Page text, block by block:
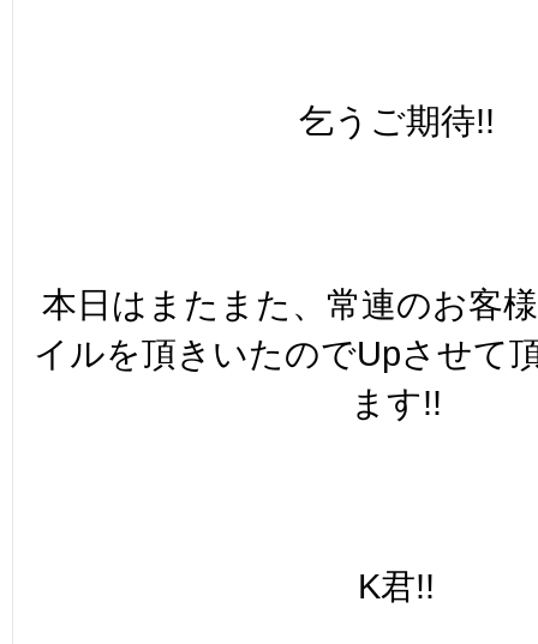
乞うご期待!!
本日はまたまた、常連のお客
イルを頂きいたのでUpさせて
ます!!
K君!!